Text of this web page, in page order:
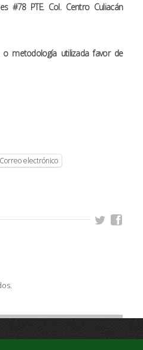
#78 PTE. Col. Centro Culiacán
metodología utilizada favor de
Correo electrónico